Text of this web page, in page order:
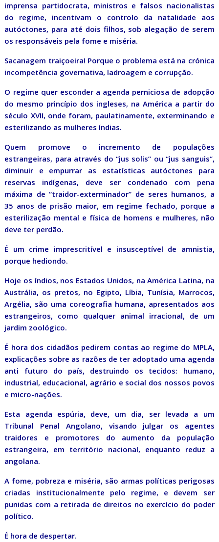
imprensa partidocrata, ministros e falsos nacionalistas
do regime, incentivam o controlo da natalidade aos
autóctones, para até dois filhos, sob alegação de serem
os responsáveis pela fome e miséria.
Sacanagem traiçoeira! Porque o problema está na crónica
incompetência governativa, ladroagem e corrupção.
O regime quer esconder a agenda perniciosa de adopção
do mesmo princípio dos ingleses, na América a partir do
século XVII, onde foram, paulatinamente, exterminando e
esterilizando as mulheres índias.
Quem promove o incremento de populações
estrangeiras, para através do “jus solis” ou “jus sanguis”,
diminuir e empurrar as estatísticas autóctones para
reservas indígenas, deve ser condenado com pena
máxima de “traidor-exterminador” de seres humanos, a
35 anos de prisão maior, em regime fechado, porque a
esterilização mental e física de homens e mulheres, não
deve ter perdão.
É um crime imprescritível e insusceptível de amnistia,
porque hediondo.
Hoje os índios, nos Estados Unidos, na América Latina, na
Austrália, os pretos, no Egipto, Líbia, Tunísia, Marrocos,
Argélia, são uma coreografia humana, apresentados aos
estrangeiros, como qualquer animal irracional, de um
jardim zoológico.
É hora dos cidadãos pedirem contas ao regime do MPLA,
explicações sobre as razões de ter adoptado uma agenda
anti futuro do país, destruindo os tecidos: humano,
industrial, educacional, agrário e social dos nossos povos
e micro-nações.
Esta agenda espúria, deve, um dia, ser levada a um
Tribunal Penal Angolano, visando julgar os agentes
traidores e promotores do aumento da população
estrangeira, em território nacional, enquanto reduz a
angolana.
A fome, pobreza e miséria, são armas políticas perigosas
criadas institucionalmente pelo regime, e devem ser
punidas com a retirada de direitos no exercício do poder
político.
É hora de despertar.